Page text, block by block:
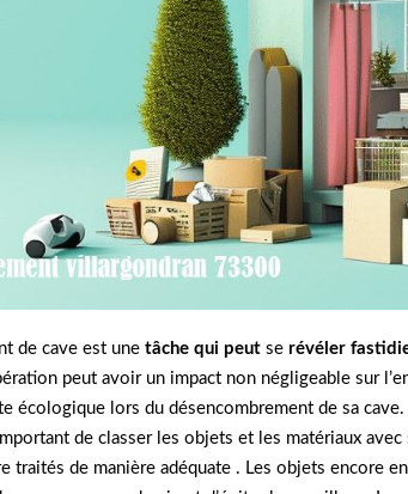
de cave est une tâche qui peut se révéler
peut avoir un impact non négligeable sur
écologique lors du désencombrement de sa cave.
important de classer les objets et les matériaux
traités de manière adéquate . Les objets encore